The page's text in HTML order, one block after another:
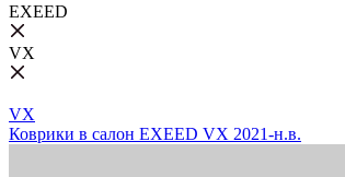
EXEED
VX
VX
Коврики в салон EXEED VX 2021-н.в.